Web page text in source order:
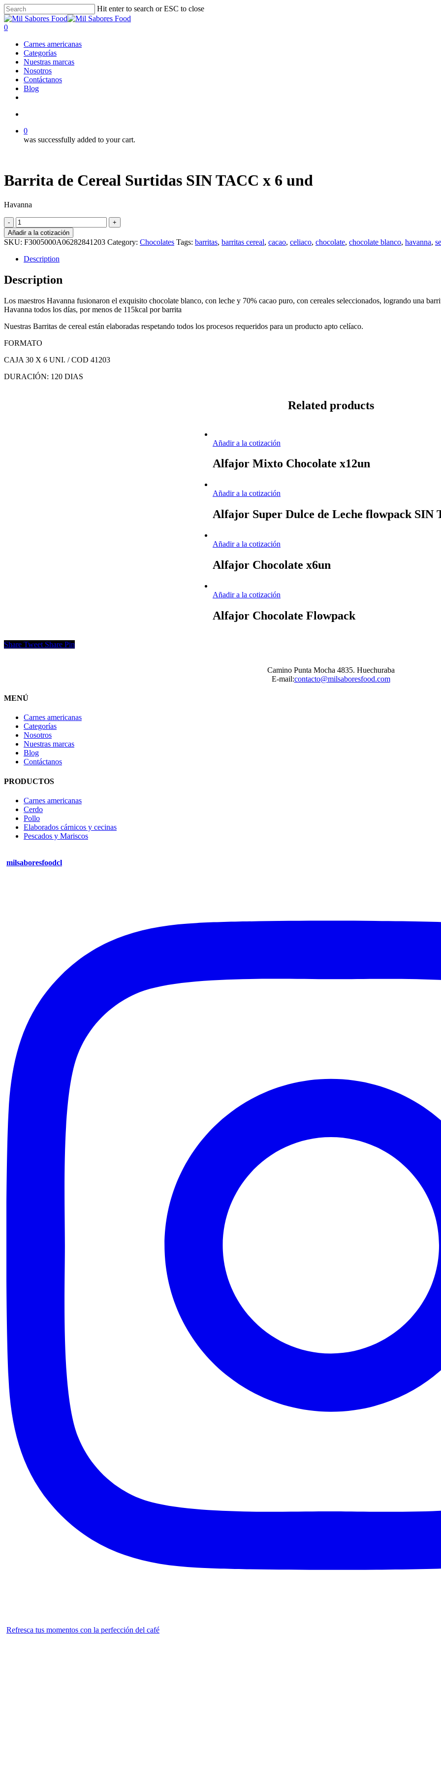
Skip
to
main
Hit enter to search or ESC to close
Close
Search
search
0
Carnes americanas
Categorías
Nuestras marcas
Nosotros
Contáctanos
Blog
0
was successfully added to your cart.
Barrita de Cereal Surtidas SIN TACC x 6 und
Havanna
Barrita
de
Cereal
Surtidas
SIN
TACC
6
quantity
Añadir a la cotización
SKU: F3005000A06282841203 Category: Chocolates Tags: barritas, barritas cereal, cacao, celiaco, chocolate, chocolate blanco, havanna,
Description
Description
Los maestros Havanna fusionaron el exquisito chocolate blanco, con leche y 70% cacao puro, con cereales seleccionados, logrando una
Havanna todos los días, por menos de 115kcal por barrita
Nuestras Barritas de cereal están elaboradas respetando todos los procesos requeridos para un producto apto celíaco.
FORMATO
CAJA 30 X 6 UNI. / COD 41203
DURACIÓN: 120 DIAS
Related products
Añadir a la cotización
Alfajor Mixto Chocolate x12un
Añadir a la cotización
Alfajor Super Dulce de Leche flowpack SIN
Añadir a la cotización
Alfajor Chocolate x6un
Añadir a la cotización
Alfajor Chocolate Flowpack
Share Tweet Share Pin
Camino Punta Mocha 4835. Huechuraba
E-mail:contacto@milsaboresfood.com
MENÚ
Carnes americanas
Categorías
Nosotros
Nuestras marcas
Blog
Contáctanos
PRODUCTOS
Carnes americanas
Cerdo
Pollo
Elaborados cárnicos y cecinas
Pescados y Mariscos
milsaboresfoodcl
Refresca tus momentos con la perfección del café